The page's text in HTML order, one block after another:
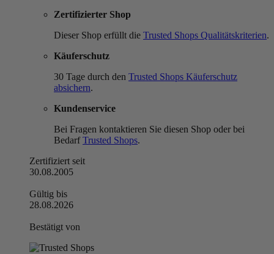
Zertifizierter Shop
Dieser Shop erfüllt die Trusted Shops Qualitätskriterien.
Käuferschutz
30 Tage durch den Trusted Shops Käuferschutz
absichern.
Kundenservice
Bei Fragen kontaktieren Sie diesen Shop oder bei
BedarfTrusted Shops.
Zertifiziert seit
30.08.2005
Gültig bis
28.08.2026
Bestätigt von